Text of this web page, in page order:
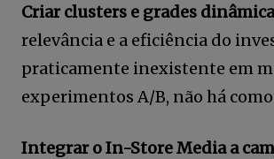
Criar clusters e grades
relevância e a eficiência do
praticamente inexistente em
experimentos A/B, não há
Integrar o In-Store Media a